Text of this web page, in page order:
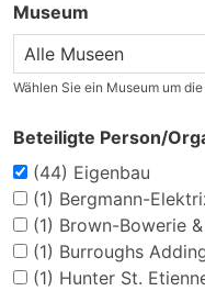
Museum
Wählen Sie ein Museum um
Beteiligte Person/
(44) Eigenbau
(1) Bergmann-
(1) Brown-Bowerie
(1) Burroughs Adding
(1) Hunter St.